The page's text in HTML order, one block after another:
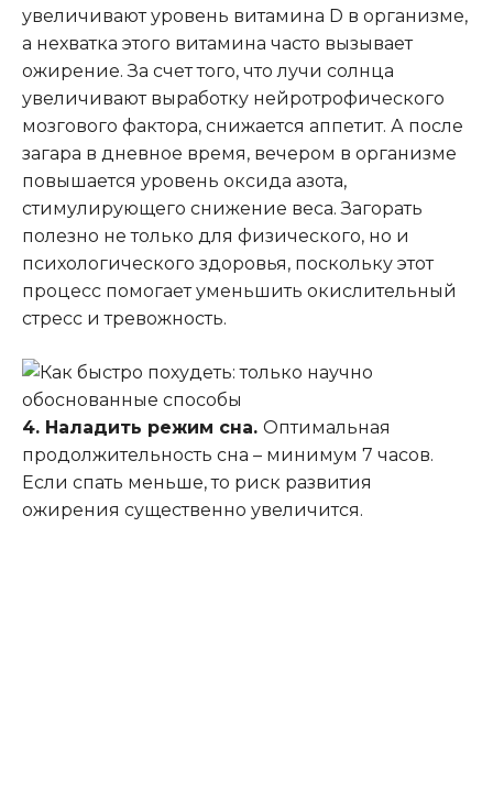
увеличивают уровень витамина D в организме,
а нехватка этого витамина часто вызывает
ожирение. За счет того, что лучи солнца
увеличивают выработку нейротрофического
мозгового фактора, снижается аппетит. А после
загара в дневное время, вечером в организме
повышается уровень оксида азота,
стимулирующего снижение веса. Загорать
полезно не только для физического, но и
психологического здоровья, поскольку этот
процесс помогает уменьшить окислительный
стресс и тревожность.
4. Наладить режим сна. Оптимальная
продолжительность сна – минимум 7 часов.
Если спать меньше, то риск развития
ожирения существенно увеличится.